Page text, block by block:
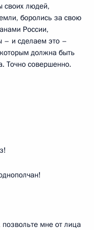
своих людей,
боролись за свою
России,
– и сделаем это –
должна быть
Точно совершенно.
мне от лица